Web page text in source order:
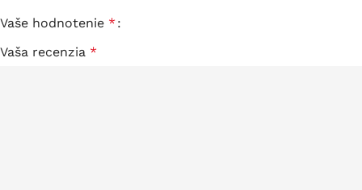
Vaše hodnotenie *
Vaša recenzia *